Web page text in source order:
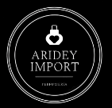
contenido